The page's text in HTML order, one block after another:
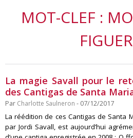
MOT-CLEF :
La magie Savall pour le
des Cantigas de Santa
Par Charlotte Saulneron - 07/12/2017
La réédition de ces Cantigas de Santa
par Jordi Savall, est aujourd’hui